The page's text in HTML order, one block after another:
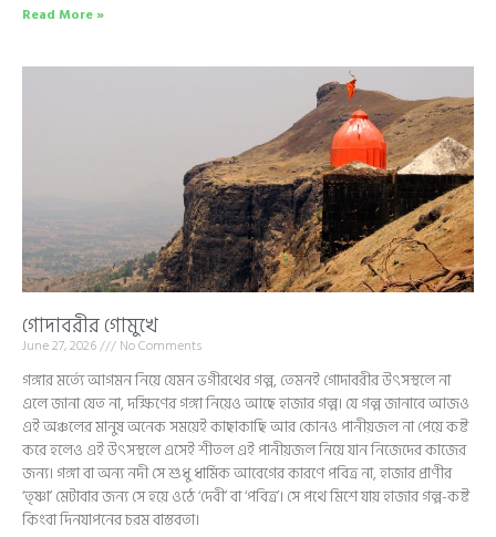
Read More »
গোদাবরীর গোমুখে
June 27, 2026 No Comments
গঙ্গার মর্ত্যে আগমন নিয়ে যেমন ভগীরথের গল্প, তেমনই গোদাবরীর উৎসস্থলে না
এলে জানা যেত না, দক্ষিণের গঙ্গা নিয়েও আছে হাজার গল্প। যে গল্প জানাবে আজও
এই অঞ্চলের মানুষ অনেক সময়েই কাছাকাছি আর কোনও পানীয়জল না পেয়ে কষ্ট
করে হলেও এই উৎসস্থলে এসেই শীতল এই পানীয়জল নিয়ে যান নিজেদের কাজের
জন্য। গঙ্গা বা অন্য নদী সে শুধু ধার্মিক আবেগের কারণে পবিত্র না, হাজার প্রাণীর
‘তৃষ্ণা’ মেটাবার জন্য সে হয়ে ওঠে ‘দেবী’ বা ‘পবিত্র’। সে পথে মিশে যায় হাজার গল্প-কষ্ট
কিংবা দিনযাপনের চরম বাস্তবতা।